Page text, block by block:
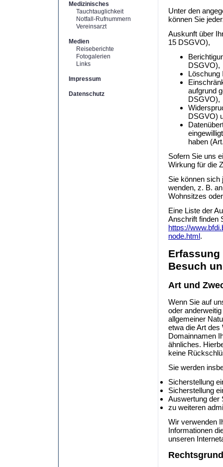
Medizinisches
Tauchtauglichkeit
Notfall-Rufnummern
Vereinsarzt
Medien
Reiseberichte
Fotogalerien
Links
Impressum
Datenschutz
Unter den
können Sie
Auskunft über
15 DSGVO),
DSGVO),
Löschung
aufgrund
DSGVO),
DSGVO)
haben
Sofern Sie uns
Wirkung für die
Sie können sich
wenden, z. B.
Wohnsitzes
Eine Liste der
Anschrift finden
https://
node.html.
Besuch
Art und
Wenn Sie auf
oder
allgemeiner
etwa die Art
Domainnamen
ähnliches.
keine
Sie werden
Sicherstellung
Sicherstellung
Auswertung der
zu weiteren
Wir verwenden
Informationen
unseren